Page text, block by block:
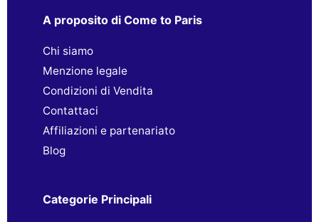
A proposito di Come to Paris
Chi siamo
Menzione legale
Condizioni di Vendita
Contattaci
Affiliazioni e partenariato
Blog
Categorie Principali